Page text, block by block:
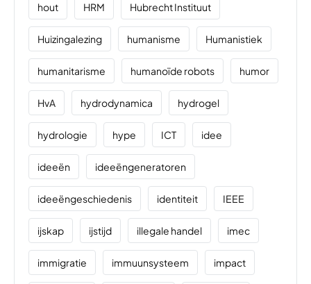
hout HRM Hubrecht Instituut
Huizingalezing humanisme Humanistiek
humanitarisme humanoïde robots humor
HvA hydrodynamica hydrogel
hydrologie hype ICT idee
ideeën ideeëngeneratoren
ideeëngeschiedenis identiteit IEEE
ijskap ijstijd illegale handel imec
immigratie immuunsysteem impact